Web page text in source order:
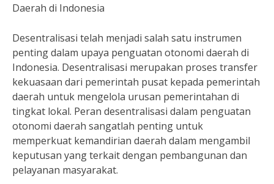
Daerah di Indonesia
Desentralisasi telah menjadi salah satu instrumen
penting dalam upaya penguatan otonomi daerah di
Indonesia. Desentralisasi merupakan proses transfer
kekuasaan dari pemerintah pusat kepada pemerintah
daerah untuk mengelola urusan pemerintahan di
tingkat lokal. Peran desentralisasi dalam penguatan
otonomi daerah sangatlah penting untuk
memperkuat kemandirian daerah dalam mengambil
keputusan yang terkait dengan pembangunan dan
pelayanan masyarakat.